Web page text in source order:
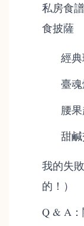
私房食
食披薩
經
臺
腰
甜
我的失
的！）
Q & A